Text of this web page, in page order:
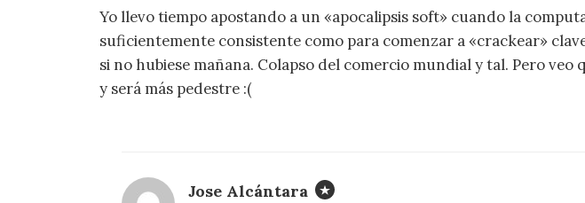
Yo llevo tiempo apostando a un «apocalipsis soft» cuando la
suficientemente consistente como para comenzar a «crackear»
si no hubiese mañana. Colapso del comercio mundial y tal. Pero veo
y será más pedestre :(
Jose Alcántara